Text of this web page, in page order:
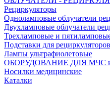
Рециркуляторы
Одноламповые облучатели
Двухламповые облучатели
Трехламповые и
Подставки для рециркуляторов
Лампы ультрафиолетовые
ОБОРУДОВАНИЕ ДЛЯ МЧС
Носилки медицинские
Каталки